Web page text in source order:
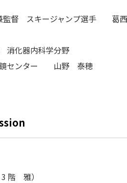
兼監督 スキージャンプ選手 葛
化器内科学分野
鏡センター 山野 泰穂
階 雅）